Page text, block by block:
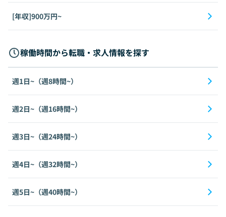
[年収]900万円~
稼働時間から転職・求人情報を探す
週1日~（週8時間~）
週2日~（週16時間~）
週3日~（週24時間~）
週4日~（週32時間~）
週5日~（週40時間~）